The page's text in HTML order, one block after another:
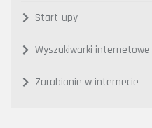
Start-upy
Wyszukiwarki internetowe
Zarabianie w internecie